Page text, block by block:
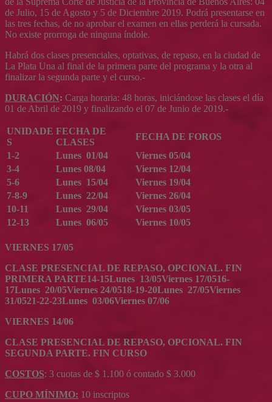
de Julio, 15 de Agosto y 5 de Diciembre 2019. Podrá presentarse en
las tres fechas, de no aprobar el examen en ellas perderá la cursada.
No existe prorroga de ninguna índole.
Habrá dos clases presenciales, optativas, de repaso, en la ciudad de
La Plata Una al final de la primera parte del programa y la otra al
finalizar la segunda parte y el curso.-
DURACIÓN: Carga horaria: 48 horas, iniciándose las clases el día
01 de Abril de 2019 y finalizando el 07 de Junio de 2019.-
UNIDADE
S
FECHA DE
CLASES
FECHA DE FOROS
1-2
Lunes 01/04
Viernes 05/04
3-4
Lunes 08/04
Viernes 12/04
5-6
Lunes 15/04
Viernes 19/04
7-8-9
Lunes 22/04
Viernes 26/04
10-11
Lunes 29/04
Viernes 03/05
12-13
Lunes 06/05 Viernes 10/05
VIERNES 17/05
CLASE PRESENCIAL DE REPASO, OPCIONAL. FIN
PRIMERA PARTE14-15Lunes 13/05Viernes 17/0516-
17Lunes 20/05Viernes 24/0518-19-20Lunes 27/05Viernes
31/0521-22-23Lunes 03/06Viernes 07/06
VIERNES 14/06
CLASE PRESENCIAL DE REPASO, OPCIONAL. FIN
SEGUNDA PARTE. FIN CURSO
COSTOS: 3 cuotas de $ 1.100 ó contado $ 3.000
CUPO MÍNIMO: 10 inscriptos